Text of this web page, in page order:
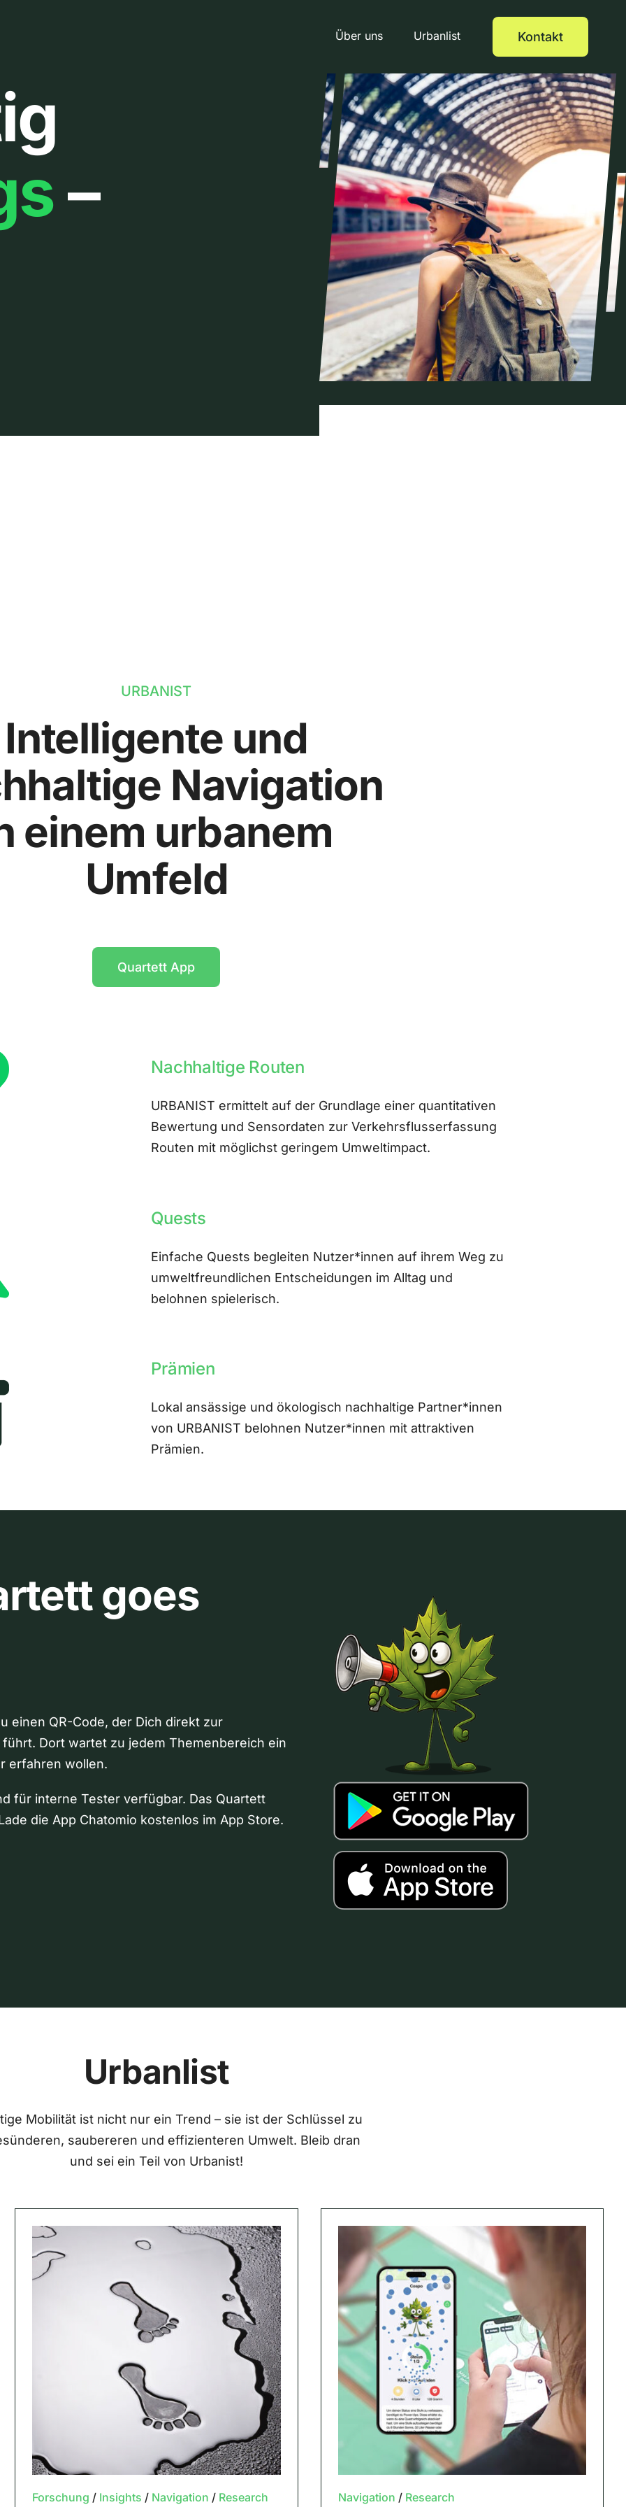
Über uns Urbanlist Kontakt
–
URBANIST
Intelligente und
Navigation
einem urbanem
Umfeld
Quartett App
Nachhaltige Routen
URBANIST ermittelt auf der Grundlage einer quantitativen
Bewertung und Sensordaten zur Verkehrsflusserfassung
Routen mit möglichst geringem Umweltimpact.
Quests
Einfache Quests begleiten Nutzer*innen auf ihrem Weg zu
umweltfreundlichen Entscheidungen im Alltag und
belohnen spielerisch.
Prämien
Lokal ansässige und ökologisch nachhaltige Partner*innen
von URBANIST belohnen Nutzer*innen mit attraktiven
Prämien.
goes
einen QR-Code, der Dich direkt zur
Dort wartet zu jedem Themenbereich ein
erfahren wollen.
für interne Tester verfügbar. Das Quartett
die App Chatomio kostenlos im App Store.
Urbanlist
Mobilität ist nicht nur ein Trend – sie ist der Schlüssel zu
saubereren und effizienteren Umwelt. Bleib dran
und sei ein Teil von Urbanist!
Forschung / Insights / Navigation / Research Navigation / Research